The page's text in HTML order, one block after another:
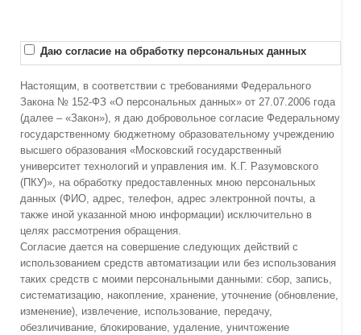
Даю согласие на обработку персональных данных
Настоящим, в соответствии с требованиями Федерального
Закона № 152-ФЗ «О персональных данных» от 27.07.2006 года
(далее – «Закон»), я даю добровольное согласие Федеральному
государственному бюджетному образовательному учреждению
высшего образования «Московский государственный
университет технологий и управления им. К.Г. Разумовского
(ПКУ)», на обработку предоставленных мною персональных
данных (ФИО, адрес, телефон, адрес электронной почты, а
также иной указанной мною информации) исключительно в
целях рассмотрения обращения.
Согласие дается на совершение следующих действий с
использованием средств автоматизации или без использования
таких средств с моими персональными данными: сбор, запись,
систематизацию, накопление, хранение, уточнение (обновление,
изменение), извлечение, использование, передачу,
обезличивание, блокирование, удаление, уничтожение